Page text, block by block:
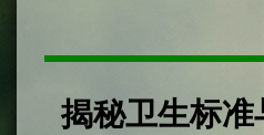
揭秘卫生标